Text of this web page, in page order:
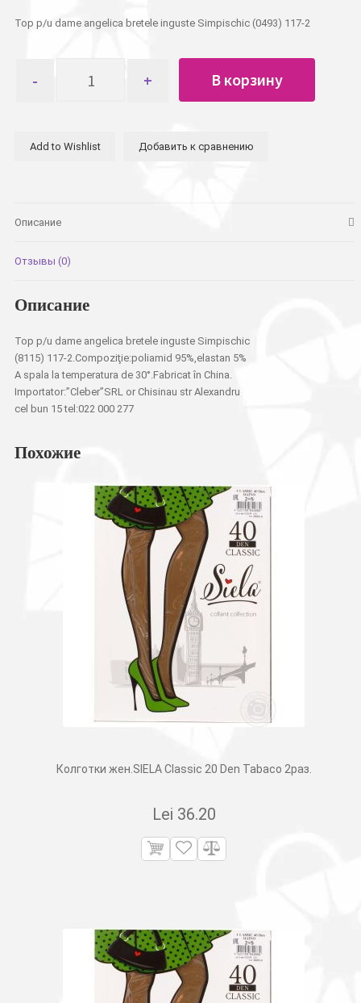
Top p/u dame angelica bretele inguste Simpischic (0493) 117-2
товара
тонкие
переди
В корзину
Add to Wishlist Добавить к сравнению
Описание
Отзывы (0)
Описание
Top p/u dame angelica bretele inguste Simpischic
(8115) 117-2.Compoziţie:poliamid 95%,elastan 5%
A spala la temperatura de 30°.Fabricat în China.
Importator:”Cleber”SRL or Chisinau str Alexandru
cel bun 15 tel:022 000 277
Похожие
Колготки жен.SIELA Classic 20 Den Tabaco 2раз.
Lei 36.20